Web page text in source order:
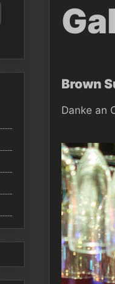
Brown
Danke an